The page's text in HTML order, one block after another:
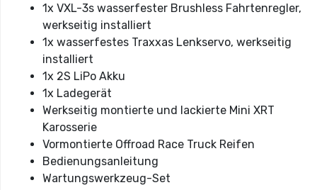
1x VXL-3s wasserfester Brushless Fahrtenregler,
werkseitig installiert
1x wasserfestes Traxxas Lenkservo, werkseitig
installiert
1x 2S LiPo Akku
1x Ladegerät
Werkseitig montierte und lackierte Mini XRT
Karosserie
Vormontierte Offroad Race Truck Reifen
Bedienungsanleitung
Wartungswerkzeug-Set